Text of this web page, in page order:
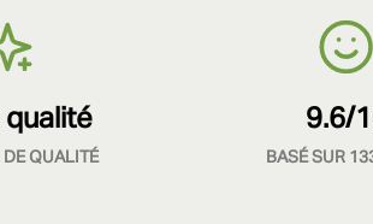
qualité
DE QUALITÉ
9.6/
BASÉ SUR